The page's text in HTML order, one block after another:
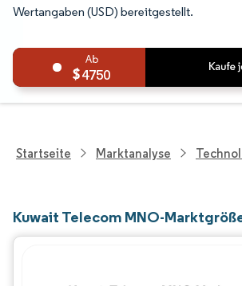
Wertangaben (USD) bereitgestellt.
4750
Startseite Marktanalyse
Kuwait Telecom MNO-